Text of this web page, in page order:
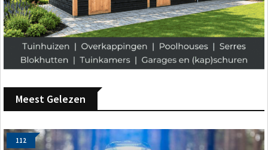
Meest Gelezen
112